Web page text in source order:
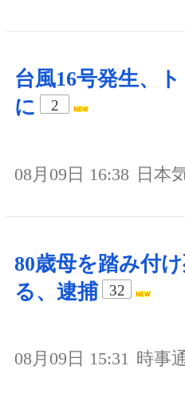
台風16号発生、
に
2
08月09日 16:38 日本
80歳母を踏み付
る、逮捕
32
08月09日 15:31 時事